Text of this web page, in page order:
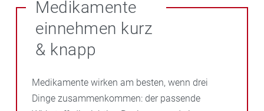
Medikamente
einnehmen kurz
& knapp
Medikamente wirken am besten, wenn drei
Dinge zusammenkommen: der passende